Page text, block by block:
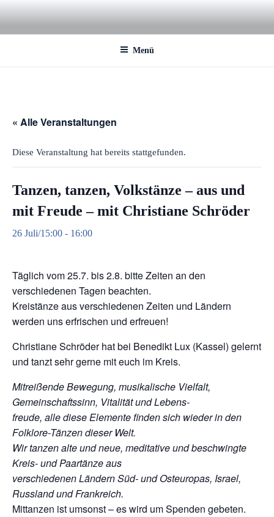
springen
Menü
« Alle Veranstaltungen
Diese Veranstaltung hat bereits stattgefunden.
Tanzen, tanzen, Volkstänze – aus und
mit Freude – mit Christiane Schröder
26 Juli/15:00 - 16:00
Täglich vom 25.7. bis 2.8. bitte Zeiten an den
verschiedenen Tagen beachten.
Kreistänze aus verschiedenen Zeiten und Ländern
werden uns erfrischen und erfreuen!
Christiane Schröder hat bei Benedikt Lux (Kassel) gelernt
und tanzt sehr gerne mit euch im Kreis.
Mitreißende Bewegung, musikalische Vielfalt,
Gemeinschaftssinn, Vitalität und Lebens-
freude, alle diese Elemente finden sich wieder in den
Folklore-Tänzen dieser Welt.
Wir tanzen alte und neue, meditative und beschwingte
Kreis- und Paartänze aus
verschiedenen Ländern Süd- und Osteuropas, Israel,
Russland und Frankreich.
Mittanzen ist umsonst – es wird um Spenden gebeten.